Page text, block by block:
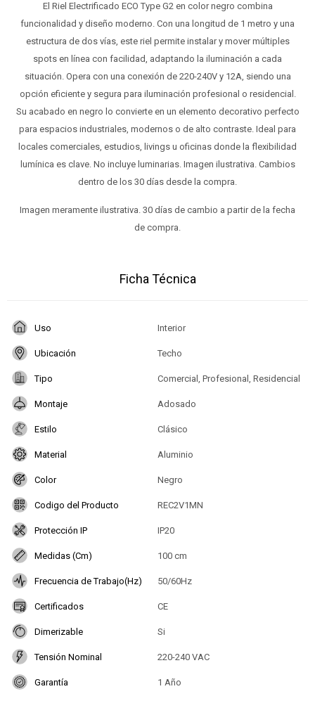
El Riel Electrificado ECO Type G2 en color negro combina
funcionalidad y diseño moderno. Con una longitud de 1 metro y una
estructura de dos vías, este riel permite instalar y mover múltiples
spots en línea con facilidad, adaptando la iluminación a cada
situación. Opera con una conexión de 220-240V y 12A, siendo una
opción eficiente y segura para iluminación profesional o residencial.
Su acabado en negro lo convierte en un elemento decorativo perfecto
para espacios industriales, modernos o de alto contraste. Ideal para
locales comerciales, estudios, livings u oficinas donde la flexibilidad
lumínica es clave. No incluye luminarias. Imagen ilustrativa. Cambios
dentro de los 30 días desde la compra.
Imagen meramente ilustrativa. 30 días de cambio a partir de la fecha
de compra.
Ficha Técnica
Uso Interior
Ubicación Techo
Tipo Comercial, Profesional, Residencial
Montaje Adosado
Estilo Clásico
Material Aluminio
Color Negro
Codigo del Producto REC2V1MN
Protección IP IP20
Medidas (Cm) 100 cm
Frecuencia de Trabajo(Hz) 50/60Hz
Certificados CE
Dimerizable Si
Tensión Nominal 220-240 VAC
Garantía 1 Año